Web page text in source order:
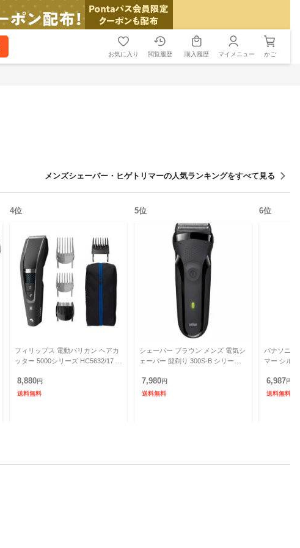
お気に入り 閲覧履歴 購入履歴 マイメニュー かご
メンズシェーバー・ヒゲトリマーの人気ランキングをすべて見る
4位
フィリップス 電動バリカン ヘアカ
ッター 5000シリーズ HC5632/17 H
流式
8,880円
送料無料
5位
シェーバー ブラウン メンズ 電気シ
ェーバー 髭剃り 300S-B シリーズ3
7,980円
送料無料
6位
パナソニッ
マー シル
6,987円
送料無料